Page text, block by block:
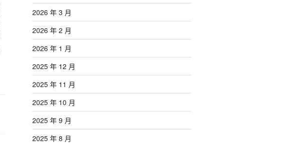
2026 年 3 月
2026 年 2 月
2026 年 1 月
2025 年 12 月
2025 年 11 月
2025 年 10 月
2025 年 9 月
2025 年 8 月